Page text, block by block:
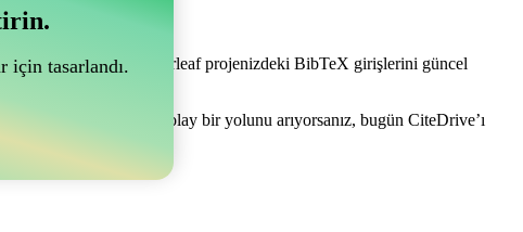
size göre olabilir! Sizi Overleaf projenizdeki BibTeX girişlerini güncel
yönetmenin kolay bir yolunu arıyorsanız, bugün CiteDrive’ı
için tasarlandı.